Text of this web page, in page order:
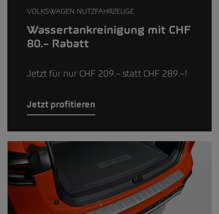
VOLKSWAGEN NUTZFAHRZEUGE
Wassertankreinigung mit CHF
80.– Rabatt
Jetzt für nur CHF 209.– statt CHF 289.–!
Jetzt profitieren